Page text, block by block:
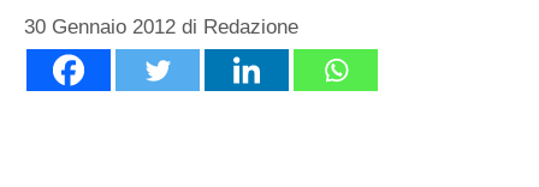
30 Gennaio 2012 di Redazione